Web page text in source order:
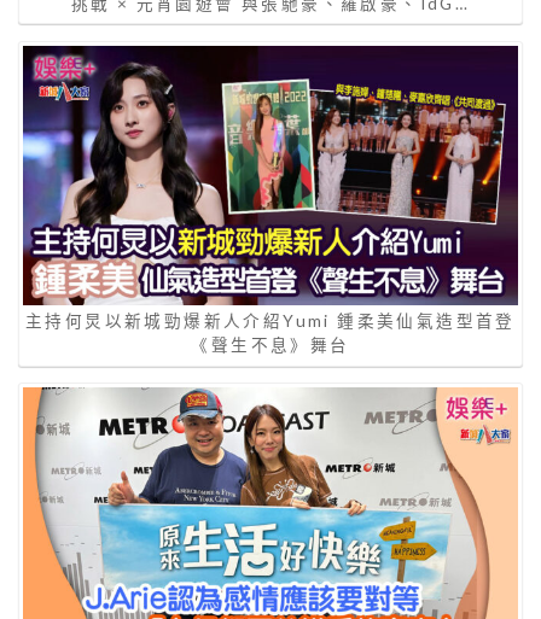
主持何炅以新城勁爆新人介紹Yumi 鍾柔美仙氣造型首登
《聲生不息》舞台